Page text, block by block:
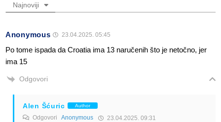
Najnoviji
Anonymous 23.04.2025. 05:45
Po tome ispada da Croatia ima 13 naručenih što je netočno, jer
ima 15
Odgovori
Alen Šćuric Author
Odgovori Anonymous 23.04.2025. 09:31